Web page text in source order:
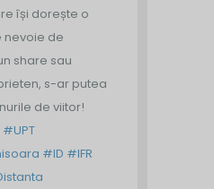
își dorește o
nevoie de
share sau
s-ar putea
de viitor!
#UPT
#ID #IFR